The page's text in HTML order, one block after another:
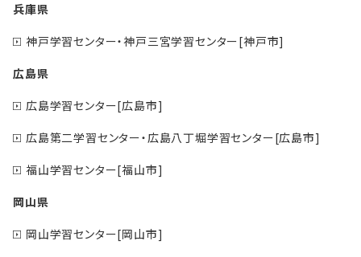
兵庫県
神戸学習センター・神戸三宮学習センター[神戸市]
広島県
広島学習センター[広島市]
広島第二学習センター・広島八丁堀学習センター[広島市]
福山学習センター[福山市]
岡山県
岡山学習センター[岡山市]